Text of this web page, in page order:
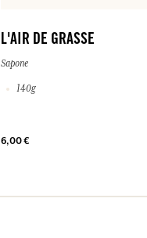
L'AIR DE GRASSE
Sapone
140g
6,00 €